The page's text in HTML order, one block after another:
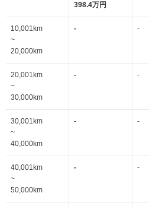
398.4万円
10,001km
~
20,000km
- -
20,001km
~
30,000km
- -
30,001km
~
40,000km
- -
40,001km
~
50,000km
- -